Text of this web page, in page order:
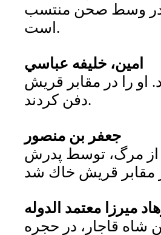
در وسط صحن منتسب
است.
امين، خليفه عباسي
او را در مقابر قريش
دفن كردند.
جعفر بن منصور
از مرگ، توسط پدرش
ميرزا معتمد الدوله
شاه قاجار، در حجره